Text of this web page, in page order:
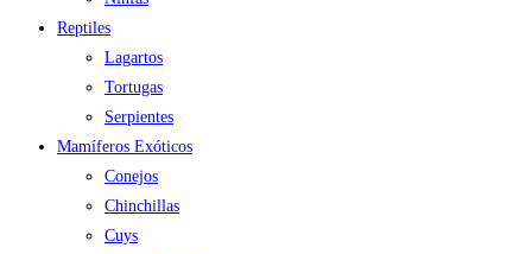
Reptiles
Lagartos
Tortugas
Serpientes
Mamíferos Exóticos
Conejos
Chinchillas
Cuys